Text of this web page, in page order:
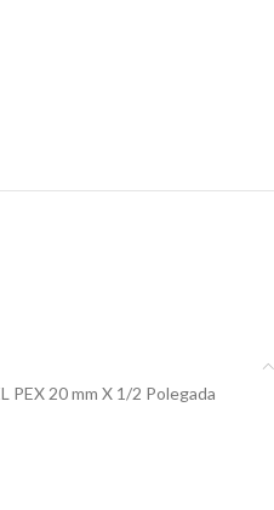
PEX 20 mm X 1/2 Polegada